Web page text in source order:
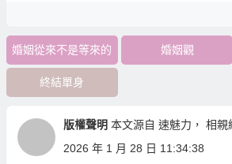
婚姻從來不是等來的 婚姻觀
終結單身
版權聲明 本文源自 速魅力 ， 相親
2026 年 1 月 28 日 11:34:38